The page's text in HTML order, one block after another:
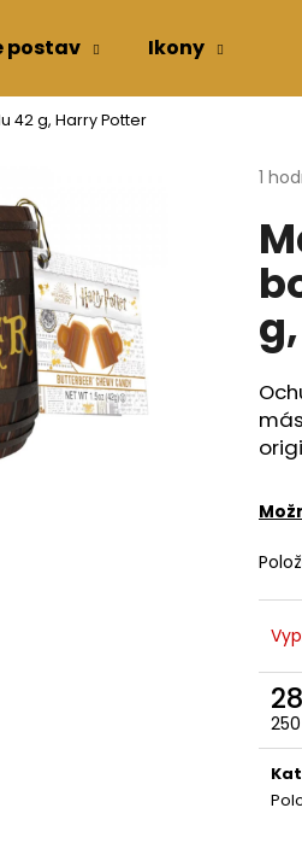
postav Ikony
42 g, Harry Potter
je
5,0
5
1
najít?
499